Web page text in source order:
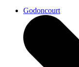
Godoncourt